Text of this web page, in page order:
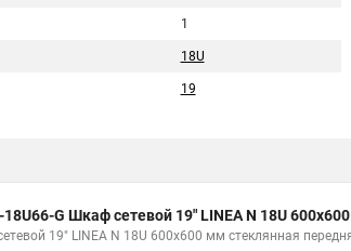
1
18U
19
18U66-G Шкаф сетевой 19" LINEA N 18U
19" LINEA N 18U 600х600 мм стеклянная